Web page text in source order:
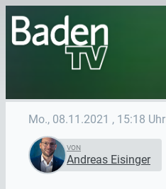
Mo., 08.11.2021 , 15:18 Uhr
VON
Andreas Eisinger